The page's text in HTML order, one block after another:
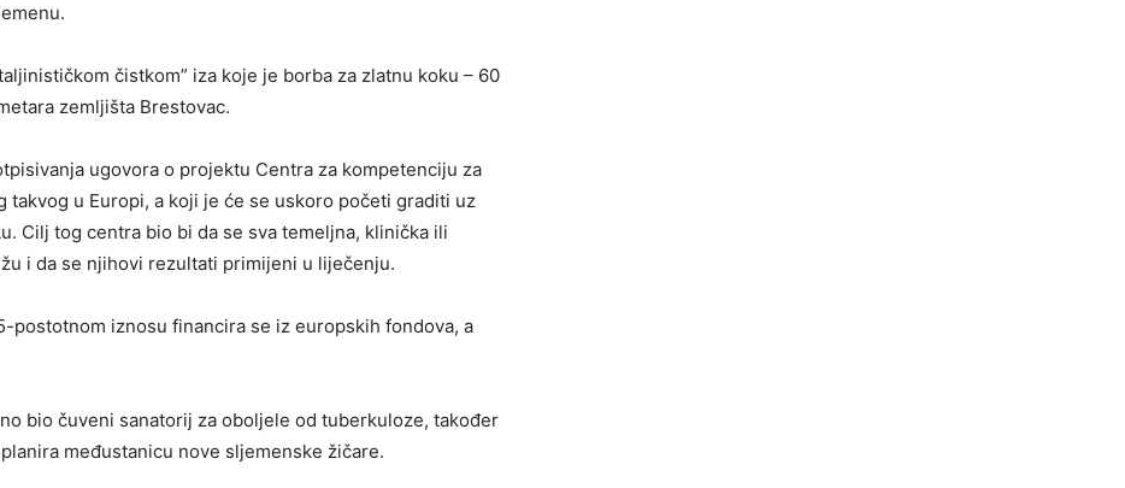
čistkom” iza koje je borba za zlatnu koku – 60
zemljišta Brestovac.
ugovora o projektu Centra za kompetenciju za
takvog u Europi, a koji je će se uskoro početi graditi uz
Cilj tog centra bio bi da se sva temeljna, klinička ili
i da se njihovi rezultati primijeni u liječenju.
postotnom iznosu financira se iz europskih fondova, a
bio čuveni sanatorij za oboljele od tuberkuloze, također
međustanicu nove sljemenske žičare.